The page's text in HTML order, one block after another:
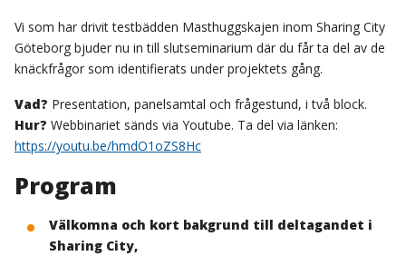
Vi som har drivit testbädden Masthuggskajen inom Sharing City
Göteborg bjuder nu in till slutseminarium där du får ta del av de
knäckfrågor som identifierats under projektets gång.
Vad? Presentation, panelsamtal och frågestund, i två block.
Hur? Webbinariet sänds via Youtube. Ta del via länken:
https://youtu.be/hmdO1oZS8Hc
Program
Välkomna och kort bakgrund till deltagandet i
Sharing City,